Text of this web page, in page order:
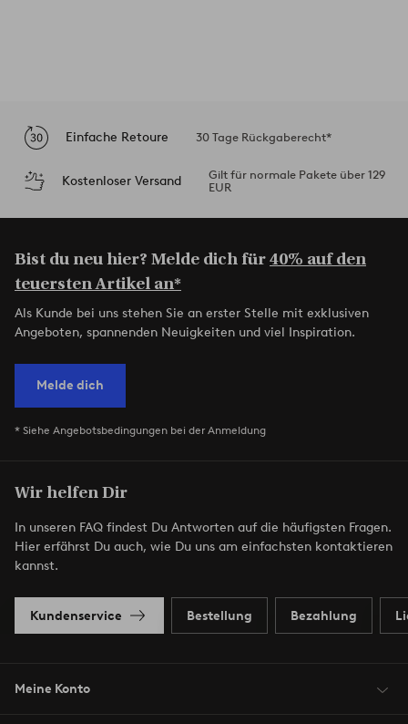
Einfache Retoure 30 Tage Rückgaberecht*
Kostenloser Versand
Gilt für normale Pakete über 129
EUR
Bist du neu hier? Melde dich für40% auf den
teuersten Artikel an*
Als Kunde bei uns stehen Sie an erster Stelle mit exklusiven
Angeboten, spannenden Neuigkeiten und viel Inspiration.
Melde dich
* Siehe Angebotsbedingungen bei der Anmeldung
Wir helfen Dir
In unseren FAQ findest Du Antworten auf die häufigsten Fragen.
Hier erfährst Du auch, wie Du uns am einfachsten kontaktieren
kannst.
Kundenservice Bestellung Bezahlung
Meine Konto